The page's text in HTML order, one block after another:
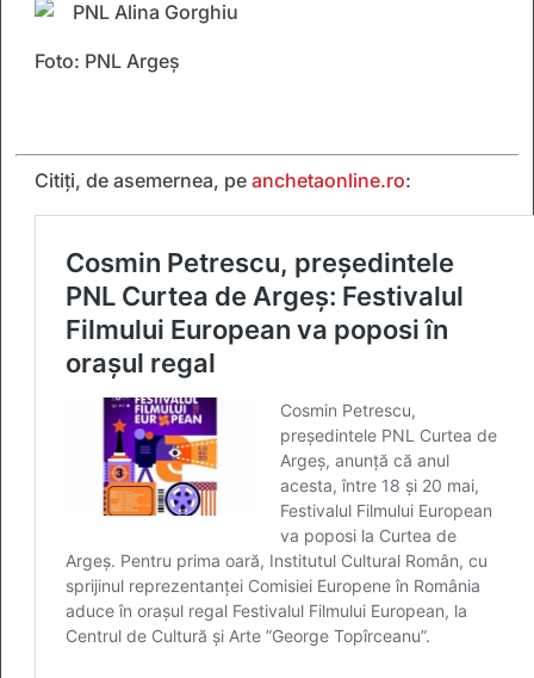
Foto: PNL Argeș
Citiți, de asemernea, pe anchetaonline.ro: